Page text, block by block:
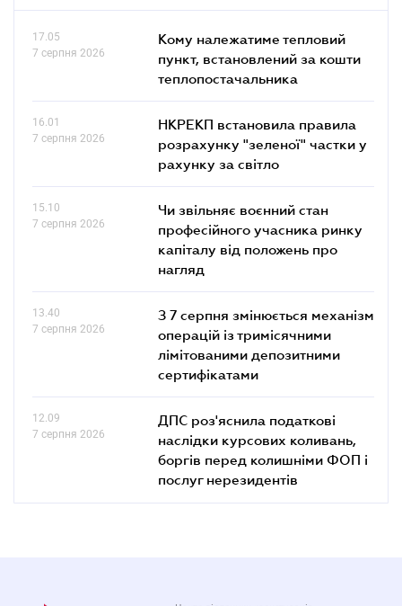
17.05
7 серпня 2026
Кому належатиме тепловий
пункт, встановлений за кошти
теплопостачальника
16.01
7 серпня 2026
НКРЕКП встановила правила
розрахунку "зеленої" частки у
рахунку за світло
15.10
7 серпня 2026
Чи звільняє воєнний стан
професійного учасника ринку
капіталу від положень про
нагляд
13.40
7 серпня 2026
З 7 серпня змінюється механізм
операцій із тримісячними
лімітованими депозитними
сертифікатами
12.09
7 серпня 2026
ДПС роз'яснила податкові
наслідки курсових коливань,
боргів перед колишніми ФОП і
послуг нерезидентів